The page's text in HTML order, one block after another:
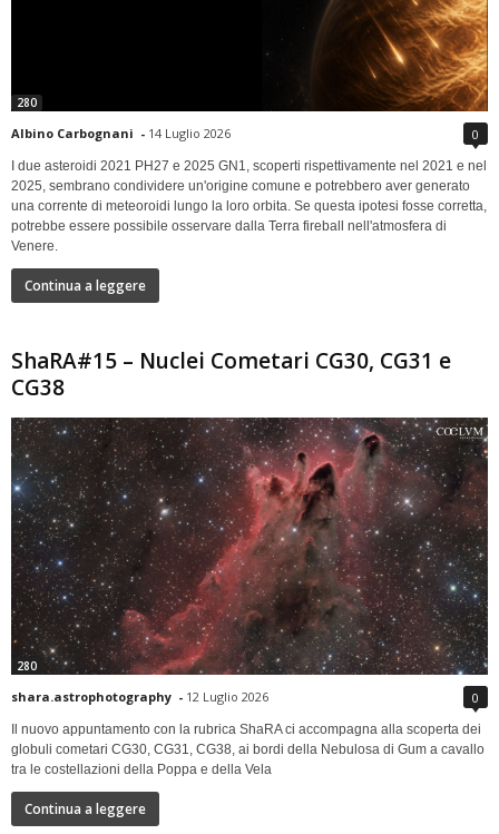
280
Albino Carbognani - 14 Luglio 2026 0
I due asteroidi 2021 PH27 e 2025 GN1, scoperti rispettivamente nel 2021 e nel
2025, sembrano condividere un'origine comune e potrebbero aver generato
una corrente di meteoroidi lungo la loro orbita. Se questa ipotesi fosse corretta,
potrebbe essere possibile osservare dalla Terra fireball nell'atmosfera di
Venere.
Continua a leggere
ShaRA#15 – Nuclei Cometari CG30, CG31 e
CG38
280
shara.astrophotography - 12 Luglio 2026 0
Il nuovo appuntamento con la rubrica ShaRA ci accompagna alla scoperta dei
globuli cometari CG30, CG31, CG38, ai bordi della Nebulosa di Gum a cavallo
tra le costellazioni della Poppa e della Vela
Continua a leggere